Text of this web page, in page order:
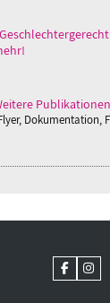
Publikationen
Dokumentation,